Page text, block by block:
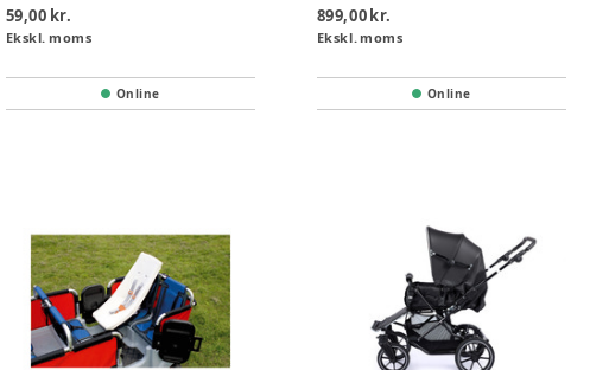
59,00 kr.
Ekskl. moms
Online
899,00 kr.
Ekskl. moms
Online